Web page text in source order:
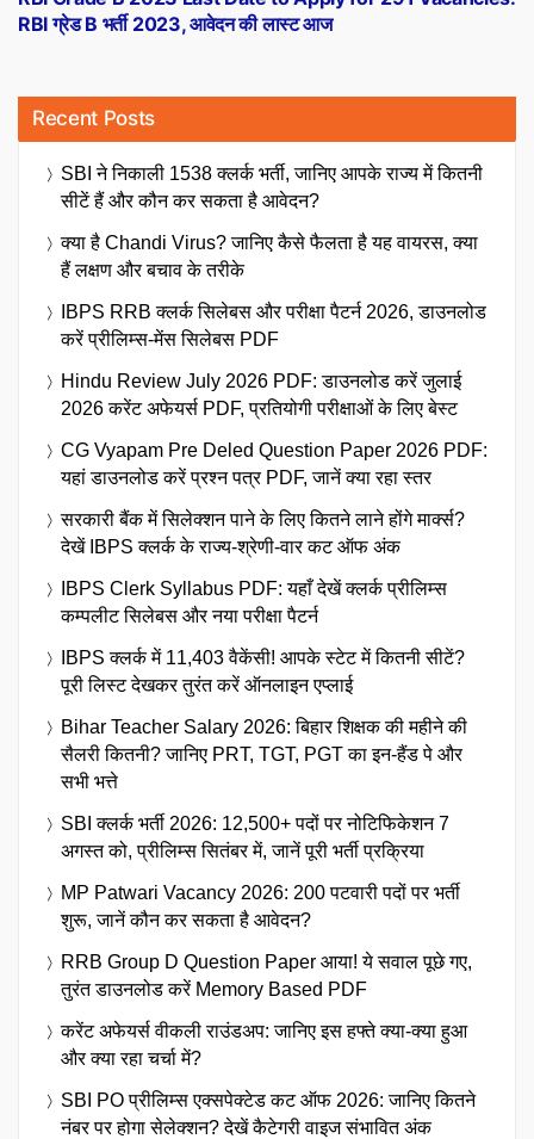
RBI ग्रेड B भर्ती 2023, आवेदन की लास्ट आज
Recent Posts
SBI ने निकाली 1538 क्लर्क भर्ती, जानिए आपके राज्य में कितनी
सीटें हैं और कौन कर सकता है आवेदन?
क्या है Chandi Virus? जानिए कैसे फैलता है यह वायरस, क्या
हैं लक्षण और बचाव के तरीके
IBPS RRB क्लर्क सिलेबस और परीक्षा पैटर्न 2026, डाउनलोड
करें प्रीलिम्स-मेंस सिलेबस PDF
Hindu Review July 2026 PDF: डाउनलोड करें जुलाई
2026 करेंट अफेयर्स PDF, प्रतियोगी परीक्षाओं के लिए बेस्ट
CG Vyapam Pre Deled Question Paper 2026 PDF:
यहां डाउनलोड करें प्रश्न पत्र PDF, जानें क्या रहा स्तर
सरकारी बैंक में सिलेक्शन पाने के लिए कितने लाने होंगे मार्क्स?
देखें IBPS क्लर्क के राज्य-श्रेणी-वार कट ऑफ अंक
IBPS Clerk Syllabus PDF: यहाँ देखें क्लर्क प्रीलिम्स
कम्पलीट सिलेबस और नया परीक्षा पैटर्न
IBPS क्लर्क में 11,403 वैकेंसी! आपके स्टेट में कितनी सीटें?
पूरी लिस्ट देखकर तुरंत करें ऑनलाइन एप्लाई
Bihar Teacher Salary 2026: बिहार शिक्षक की महीने की
सैलरी कितनी? जानिए PRT, TGT, PGT का इन-हैंड पे और
सभी भत्ते
SBI क्लर्क भर्ती 2026: 12,500+ पदों पर नोटिफिकेशन 7
अगस्त को, प्रीलिम्स सितंबर में, जानें पूरी भर्ती प्रक्रिया
MP Patwari Vacancy 2026: 200 पटवारी पदों पर भर्ती
शुरू, जानें कौन कर सकता है आवेदन?
RRB Group D Question Paper आया! ये सवाल पूछे गए,
तुरंत डाउनलोड करें Memory Based PDF
करेंट अफेयर्स वीकली राउंडअप: जानिए इस हफ्ते क्या-क्या हुआ
और क्या रहा चर्चा में?
SBI PO प्रीलिम्स एक्सपेक्टेड कट ऑफ 2026: जानिए कितने
नंबर पर होगा सेलेक्शन? देखें कैटेगरी वाइज संभावित अंक